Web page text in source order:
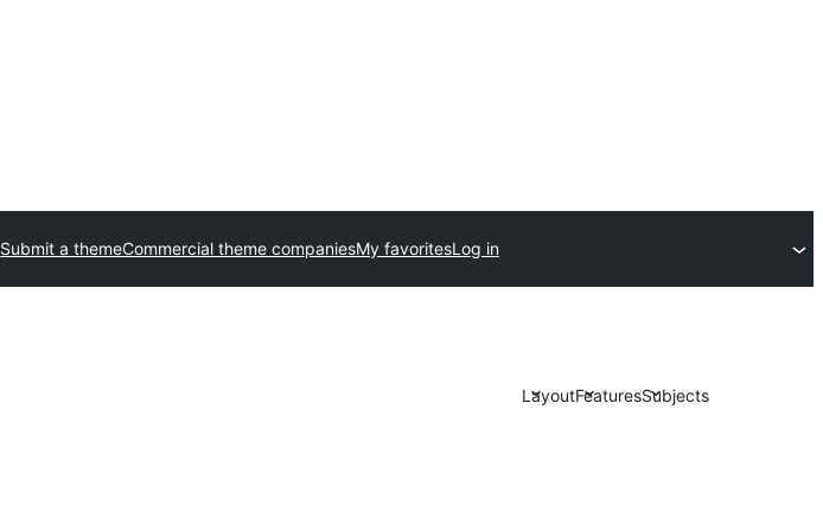
Submit a themeCommercial theme companiesMy favoritesLog in
LayoutFeaturesSubjects